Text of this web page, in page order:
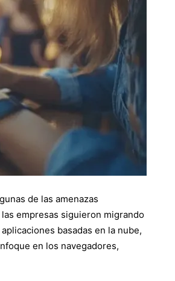
de las amenazas
empresas siguieron migrando
basadas en la nube,
en los navegadores,